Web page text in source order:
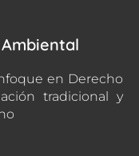
en Derecho
tradicional y